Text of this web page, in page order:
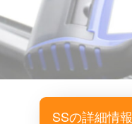
SSの詳細情報